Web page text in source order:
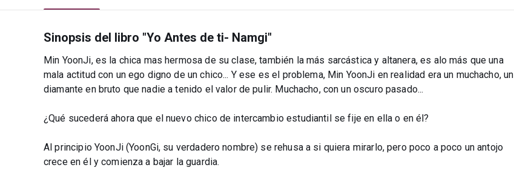
Sinopsis del libro "Yo Antes de ti- Namgi"
Min YoonJi, es la chica mas hermosa de su clase, también la más sarcástica y altanera, es alo más que una
mala actitud con un ego digno de un chico... Y ese es el problema, Min YoonJi en realidad era un muchacho, un
diamante en bruto que nadie a tenido el valor de pulir. Muchacho, con un oscuro pasado...
¿Qué sucederá ahora que el nuevo chico de intercambio estudiantil se fije en ella o en él?
Al principio YoonJi (YoonGi, su verdadero nombre) se rehusa a si quiera mirarlo, pero poco a poco un antojo
crece en él y comienza a bajar la guardia.